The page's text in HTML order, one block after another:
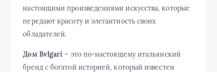
настоящими произведениями искусства, которые
передают красоту и элегантность своих
обладателей.
Дом Bvlgari – это по-настоящему итальянский
бренд с богатой историей, который известен